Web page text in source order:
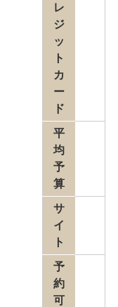
レ
ジ
ッ
ト
カ
ー
ド
平
均
予
算
サ
イ
ト
予
約
可